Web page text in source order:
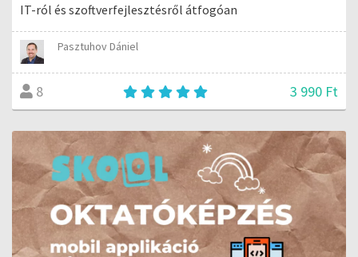
IT-ról és szoftverfejlesztésről átfogóan
Pasztuhov Dániel
8 3 990 Ft